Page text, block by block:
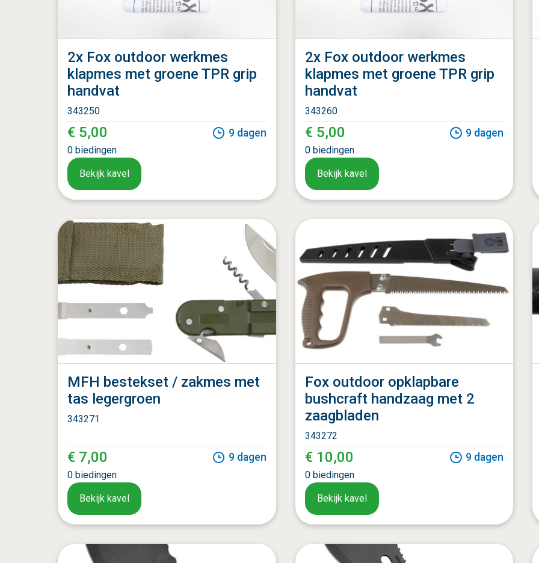
2x Fox outdoor werkmes
klapmes met groene TPR grip
handvat
343250
€ 5,00
0 biedingen
9 dagen
Bekijk kavel
2x Fox outdoor werkmes
klapmes met groene TPR grip
handvat
343260
€ 5,00
0 biedingen
9 dagen
Bekijk kavel
MFH bestekset / zakmes met
tas legergroen
343271
€ 7,00
0 biedingen
9 dagen
Bekijk kavel
Fox outdoor opklapbare
bushcraft handzaag met 2
zaagbladen
343272
€ 10,00
0 biedingen
9 dagen
Bekijk kavel